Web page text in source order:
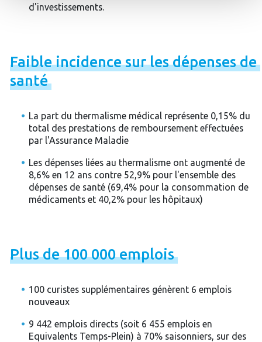
d'investissements.
Faibleincidencesurlesdépensesde
santé
La part du thermalisme médical représente 0,15% du
total des prestations de remboursement effectuées
par l'Assurance Maladie
Les dépenses liées au thermalisme ont augmenté de
8,6% en 12 ans contre 52,9% pour l'ensemble des
dépenses de santé (69,4% pour la consommation de
médicaments et 40,2% pour les hôpitaux)
Plusde100000emplois
100 curistes supplémentaires génèrent 6 emplois
nouveaux
9 442 emplois directs (soit 6 455 emplois en
Equivalents Temps-Plein) à 70% saisonniers, sur des